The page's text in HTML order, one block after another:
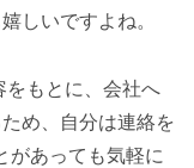
しいですよね。
をもとに、会社へ
め、自分は連絡を
があっても気軽に